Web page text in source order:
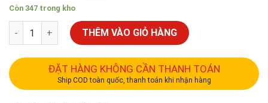
Còn 347 trong kho
THÊM VÀO GIỎ HÀNG
ĐẶT HÀNG KHÔNG CẦN THANH TOÁN
Ship COD toàn quốc, thanh toán khi nhận hàng